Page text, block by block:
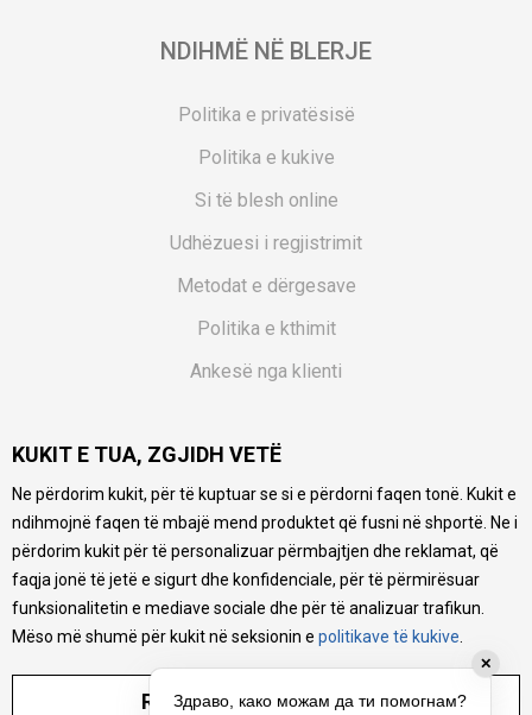
NDIHMË NË BLERJE
Politika e privatësisë
Politika e kukive
Si të blesh online
Udhëzuesi i regjistrimit
Metodat e dërgesave
Politika e kthimit
Ankesë nga klienti
Pyetjet më të shpeshta
Ne bëjmë çmos që të ofrojmë një përshkrim sa më të saktë
të produkteve tona, ofrojmë edhe foto e çmimin, por nuk
mund të garantojmë që informacioni është i plotë e pa
gabime. Të gjitha produktet janë pjesë e portfolios sonë, por
kjo nuk do të thotë se janë në gjendje në çdo çast.
KUKIT E TUA, ZGJIDH VETË
Ne përdorim kukit, për të kuptuar se si e përdorni faqen tonë. Kukit e
ndihmojnë faqen të mbajë mend produktet që fusni në shportë. Ne i
përdorim kukit për të personalizuar përmbajtjen dhe reklamat, që
faqja jonë të jetë e sigurt dhe konfidenciale, për të përmirësuar
funksionalitetin e mediave sociale dhe për të analizuar trafikun.
Mëso më shumë për kukit në seksionin e politikave të kukive
RREGULLO PARAMETRAT
✕
Здраво, како можам да ти помогнам?